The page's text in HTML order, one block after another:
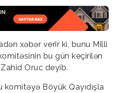
xəbər verir ki, bunu Milli
bu gün keçirilən
Oruc deyib.
Böyük Qayıdışla